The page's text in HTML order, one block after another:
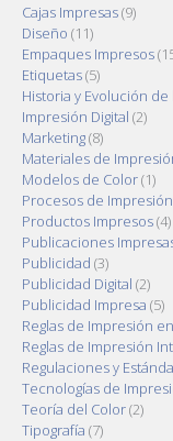
Cajas Impresas(9)
Diseño (11)
Empaques Impresos
Etiquetas(5)
Historia y Evolución
Impresión Digital (2)
Marketing(8)
Materiales de
Modelos de Color(1)
Procesos de Impresión
Productos Impresos(4)
Publicaciones
Publicidad (3)
Publicidad Digital (2)
Publicidad Impresa (5)
Reglas de Impresión
Reglas de Impresión
Regulaciones y
Tecnologías de
Teoría del Color(2)
Tipografía (7)